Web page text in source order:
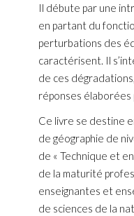
Il débute par une
en partant du
perturbations des
caractérisent. Il
de ces
réponses élaborées
Ce livre se destine
de géographie de
de « Technique et
de la maturité
enseignantes et
de sciences de la